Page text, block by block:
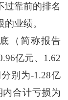
过靠前的排名
业绩。
（简称报告
亿元、1.62
别为-1.28亿
内合计亏损为